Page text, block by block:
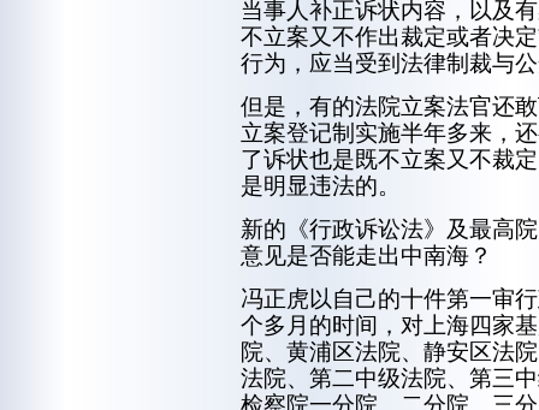
当事人补正诉状内容，以及
不立案又不作出裁定或者决
行为，应当受到法律制裁与
但是，有的法院立案法官还
立案登记制实施半年多来，
了诉状也是既不立案又不裁
是明显违法的。
新的《行政诉讼法》及最高
意见是否能走出中南海？
冯正虎以自己的十件第一审
个多月的时间，对上海四家
院、黄浦区法院、静安区法
法院、第二中级法院、第三
检察院一分院、二分院、三